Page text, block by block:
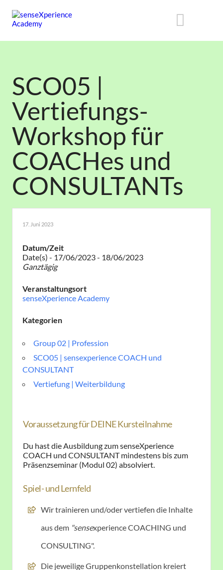
SCO05 |
Vertiefungs-
Workshop für
COACHes und
CONSULTANTs
17. Juni 2023
Datum/Zeit
Date(s) - 17/06/2023 - 18/06/2023
Ganztägig
Veranstaltungsort
senseXperience Academy
Kategorien
Group 02 | Profession
SCO05 | sensexperience COACH und
CONSULTANT
Vertiefung | Weiterbildung
Voraussetzung für DEINE Kursteilnahme
Du hast die Ausbildung zum senseXperience
COACH und CONSULTANT mindestens bis zum
Präsenzseminar (Modul 02) absolviert.
Spiel- und Lernfeld
Wir trainieren und/oder vertiefen die Inhalte
aus dem "sensexperience COACHING und
CONSULTING".
Die jeweilige Gruppenkonstellation kreiert